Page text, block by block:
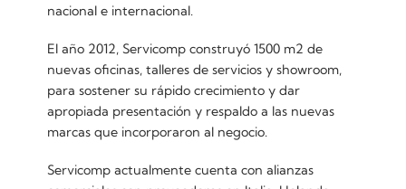
nacional e internacional.
El año 2012, Servicomp construyó 1500 m2 de
nuevas oficinas, talleres de servicios y showroom,
para sostener su rápido crecimiento y dar
apropiada presentación y respaldo a las nuevas
marcas que incorporaron al negocio.
Servicomp actualmente cuenta con alianzas